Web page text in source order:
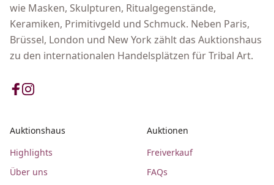
wie Masken, Skulpturen, Ritualgegenstände,
Keramiken, Primitivgeld und Schmuck. Neben Paris,
Brüssel, London und New York zählt das Auktionshaus
zu den internationalen Handelsplätzen für Tribal Art.
Auktionshaus
Highlights
Über uns
Auktionen
Freiverkauf
FAQs